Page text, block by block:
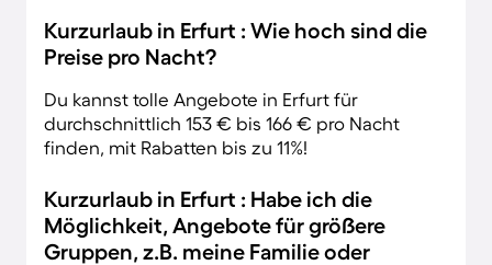
Kurzurlaub in Erfurt : Wie hoch sind die
Preise pro Nacht?
Du kannst tolle Angebote in Erfurt für
durchschnittlich 153 € bis 166 € pro Nacht
finden, mit Rabatten bis zu 11%!
Kurzurlaub in Erfurt : Habe ich die
Möglichkeit, Angebote für größere
Gruppen, z.B. meine Familie oder